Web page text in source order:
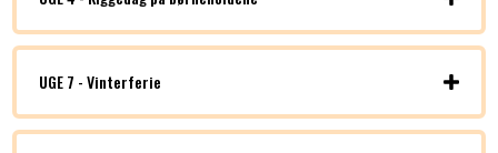
UGE 7 - Vinterferie